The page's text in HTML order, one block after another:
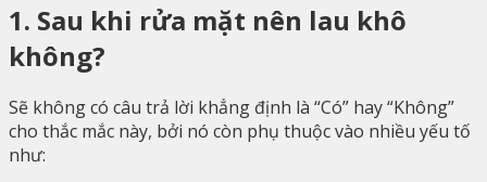
1. Sau khi rửa mặt nên lau khô
không?
Sẽ không có câu trả lời khẳng định là “Có” hay “Không”
cho thắc mắc này, bởi nó còn phụ thuộc vào nhiều yếu tố
như: